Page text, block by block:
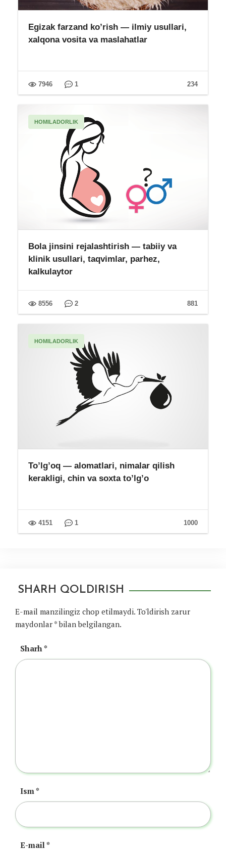
Egizak farzand ko’rish — ilmiy usullari,
xalqona vosita va maslahatlar
234
7946 1
HOMILADORLIK
Bola jinsini rejalashtirish — tabiiy va
klinik usullari, taqvimlar, parhez,
kalkulaytor
881
8556 2
HOMILADORLIK
To’lg’oq — alomatlari, nimalar qilish
kerakligi, chin va soxta to’lg’o
1000
4151 1
SHARH QOLDIRISH
E-mail manzilingiz chop etilmaydi. To'ldirish zarur
maydonlar *bilan belgilangan.
Sharh *
Ism*
E-mail*